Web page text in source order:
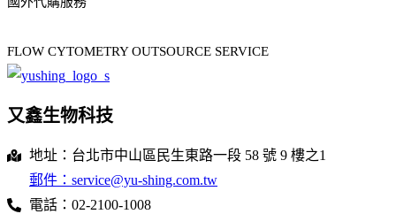
FLOW CYTOMETRY OUTSOURCE SERVICE
又鑫生物科技
地址：台北市中山區民生東路一段 58 號 9 樓之1
郵件：service@yu-shing.com.tw
電話：02-2100-1008